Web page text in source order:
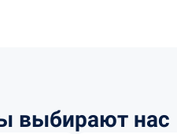
выбирают нас